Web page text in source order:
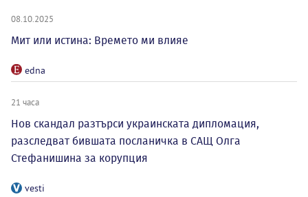
08.10.2025
Мит или истина: Времето ми влияе
edna
21 часа
Нов скандал разтърси украинската дипломация,
разследват бившата посланичка в САЩ Олга
Стефанишина за корупция
vesti